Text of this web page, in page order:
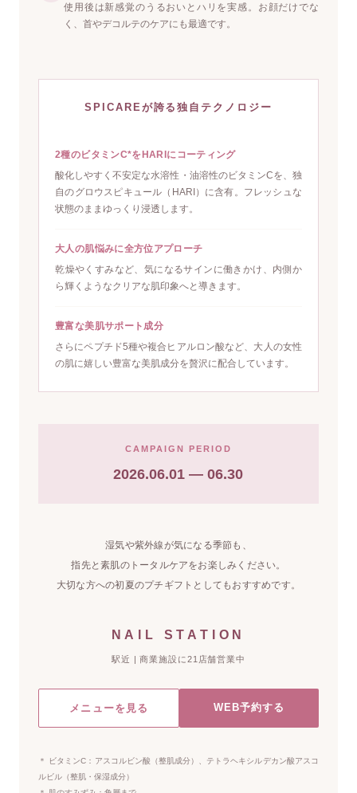
使用後は新感覚のうるおいとハリを実感。お顔だけでな
く、首やデコルテのケアにも最適です。
SPICAREが誇る独自テクノロジー
2種のビタミンC*をHARIにコーティング
酸化しやすく不安定な水溶性・油溶性のビタミンCを、独
自のグロウスピキュール（HARI）に含有。フレッシュな
状態のままゆっくり浸透します。
大人の肌悩みに全方位アプローチ
乾燥やくすみなど、気になるサインに働きかけ、内側か
ら輝くようなクリアな肌印象へと導きます。
豊富な美肌サポート成分
さらにペプチド5種や複合ヒアルロン酸など、大人の女性
の肌に嬉しい豊富な美肌成分を贅沢に配合しています。
CAMPAIGN PERIOD
2026.06.01 — 06.30
湿気や紫外線が気になる季節も、
指先と素肌のトータルケアをお楽しみください。
大切な方への初夏のプチギフトとしてもおすすめです。
NAIL STATION
駅近 | 商業施設に21店舗営業中
メニューを見る WEB予約する
＊ ビタミンC：アスコルビン酸（整肌成分）、テトラヘキシルデカン酸アスコ
ルビル（整肌・保湿成分）